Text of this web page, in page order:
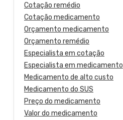
Cotação remédio
Cotação medicamento
Orçamento medicamento
Orçamento remédio
Especialista em cotação
Especialista em medicamento
Medicamento de alto custo
Medicamento do SUS
Preço do medicamento
Valor do medicamento